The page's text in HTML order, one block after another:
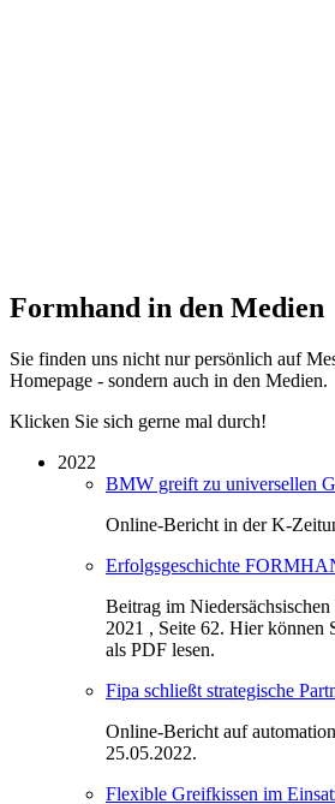
Formhand in den Medien
Sie finden uns nicht nur persönlich auf
Homepage - sondern auch in den Medien.
Klicken Sie sich gerne mal durch!
2022
BMW greift zu universellen
Online-Bericht in der K-
Erfolgsgeschichte
Beitrag im
2021 , Seite 62. Hier können
als PDF lesen.
Fipa schließt strategische
Online-Bericht auf
25.05.2022.
Flexible Greifkissen im